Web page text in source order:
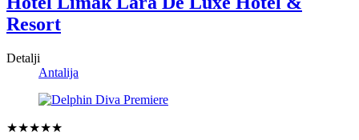
Resort
Detalji
Antalija
★★★★★